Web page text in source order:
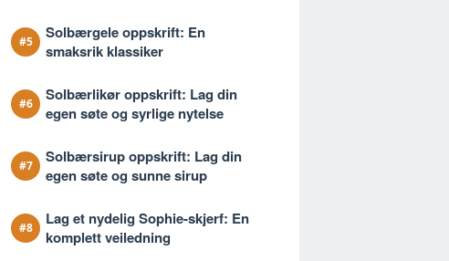
Solbærgele oppskrift: En
smaksrik klassiker
Solbærlikør oppskrift: Lag din
egen søte og syrlige nytelse
Solbærsirup oppskrift: Lag din
egen søte og sunne sirup
Lag et nydelig Sophie-skjerf: En
komplett veiledning